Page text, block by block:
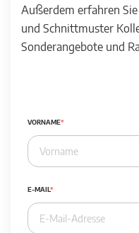
Außerdem erfahren
und Schnittmuster
Sonderangebote und
VORNAME
E-MAIL